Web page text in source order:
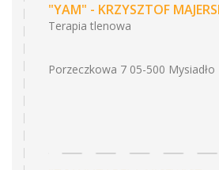
"YAM" - KRZYSZTOF
Terapia tlenowa
Porzeczkowa 7 05-500 Mysiadło